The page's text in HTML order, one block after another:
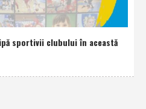
sportivii clubului în această